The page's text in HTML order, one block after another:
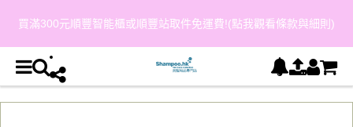
買滿300元順豐智能櫃或順豐站取件免運費!(點我觀看條款與細則)